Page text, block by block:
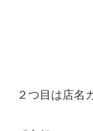
２つ目は店名